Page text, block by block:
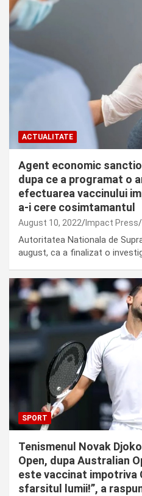
ACTUALITATE
Agent economic
dupa ce a programat o
efectuarea vaccinului
a-i cere cosimtamantul
August 10, 2022 Impact Press
Autoritatea Nationala de
august, ca a finalizat o
SPORT
Tenismenul Novak
Open, dupa Australian
este vaccinat impotriva
sfarsitul lumii!”, a